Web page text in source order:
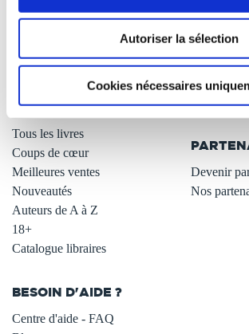
Autoriser la sélection
Cookies nécessaires
L'auto-édition
Nos services aux auteurs
LIBRAIRIE
Tous les livres
Coups de cœur
Meilleures ventes
Nouveautés
Auteurs de A à Z
18+
Catalogue libraires
Remises
Avantages
Parrainage
.
Devenir
Nos
BESOIN D'AIDE ?
Centre d'aide - FAQ